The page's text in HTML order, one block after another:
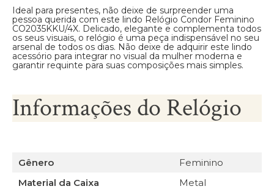
Ideal para presentes, não deixe de surpreender uma
pessoa querida com este lindo Relógio Condor Feminino
CO2035KKU/4X. Delicado, elegante e complementa todos
os seus visuais, o relógio é uma peça indispensável no seu
arsenal de todos os dias. Não deixe de adquirir este lindo
acessório para integrar no visual da mulher moderna e
garantir requinte para suas composições mais simples.
Informações do Relógio
Gênero
Feminino
Material da Caixa
Metal